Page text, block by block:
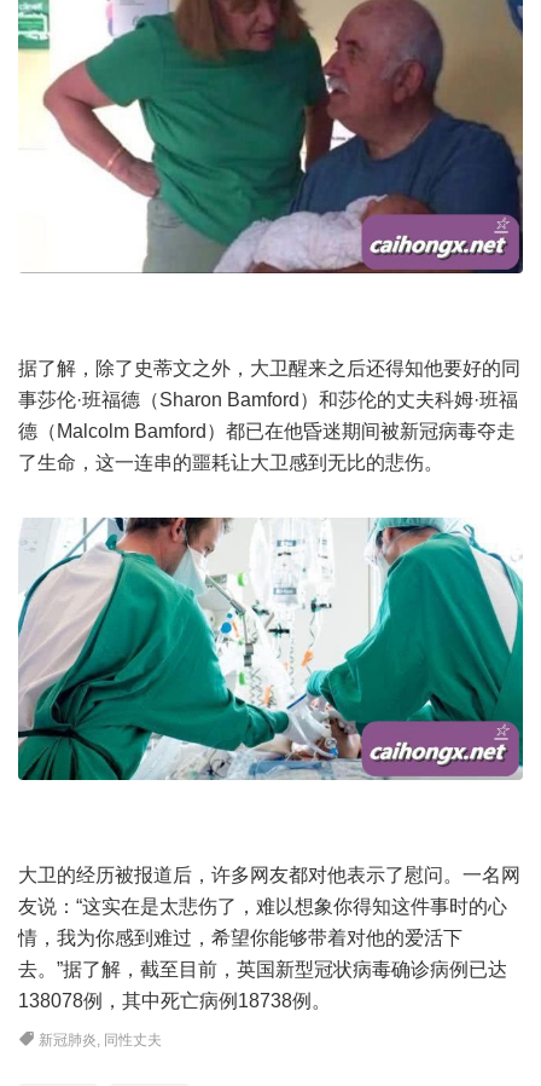
据了解，除了史蒂文之外，大卫醒来之后还得知他要好的同
事莎伦·班福德（Sharon Bamford）和莎伦的丈夫科姆·班福
德（Malcolm Bamford）都已在他昏迷期间被新冠病毒夺走
了生命，这一连串的噩耗让大卫感到无比的悲伤。
大卫的经历被报道后，许多网友都对他表示了慰问。一名网
友说：“这实在是太悲伤了，难以想象你得知这件事时的心
情，我为你感到难过，希望你能够带着对他的爱活下
去。”据了解，截至目前，英国新型冠状病毒确诊病例已达
138078例，其中死亡病例18738例。
新冠肺炎 同性丈夫